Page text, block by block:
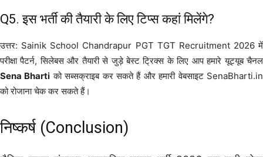
Q5. इस भर्ती की तैयारी के लिए टिप्स कहां मिलेंगे?
उत्तर: Sainik School Chandrapur PGT TGT Recruitment 2026 में
परीक्षा पैटर्न, सिलेबस और तैयारी से जुड़े बेस्ट ट्रिक्स के लिए आप हमारे यूट्यूब चैनल
Sena Bharti को सब्सक्राइब कर सकते हैं और हमारी वेबसाइट SenaBharti.in
को रोजाना चेक कर सकते हैं।
निष्कर्ष (Conclusion)